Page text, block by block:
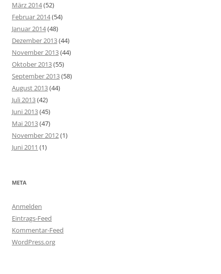
März 2014(52)
Februar 2014(54)
Januar 2014(48)
Dezember 2013(44)
November 2013(44)
Oktober 2013(55)
September 2013(58)
August 2013(44)
Juli 2013(42)
Juni 2013(45)
Mai 2013(47)
November 2012(1)
Juni 2011 (1)
META
Anmelden
Eintrags-Feed
Kommentar-Feed
WordPress.org